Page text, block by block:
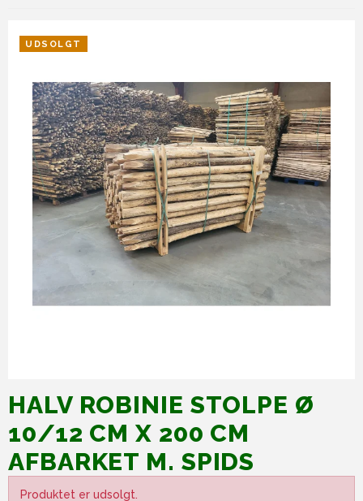
UDSOLGT
HALV ROBINIE STOLPE Ø
10/12 CM X 200 CM
AFBARKET M. SPIDS
Produktet er udsolgt.